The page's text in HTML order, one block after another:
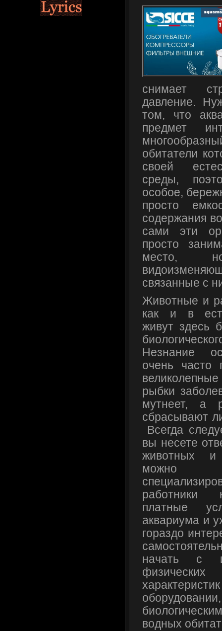
снимает
давление.
том, что
предмет
обитатели
своей
среды,
особое,
просто
содержания
сами эти
просто
место,
связанные с
Животные и
как и в
живут здесь
Незнание
очень часто
великолепные
рыбки
мутнеет, а
сбрасывают
Всегда
вы несете
животных и
можно
работники
платные
аквариума и
гораздо
начать с
водных